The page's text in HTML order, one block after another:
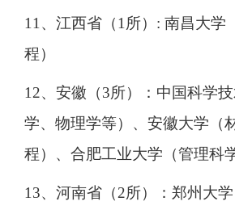
11、江西省（1所）: 南昌大学
程）
12、安徽（3所）：中国科学
学、物理学等）、安徽大学（
程）、合肥工业大学（管理科
13、河南省（2所）：郑州大